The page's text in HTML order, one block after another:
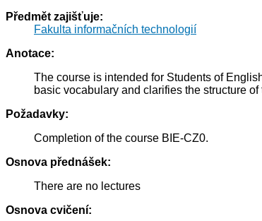
Předmět zajišťuje:
Fakulta informačních technologií
Anotace:
The course is intended for Students of
basic vocabulary and clarifies the structure
Požadavky:
Completion of the course BIE-CZ0.
Osnova přednášek:
There are no lectures
Osnova cvičení: